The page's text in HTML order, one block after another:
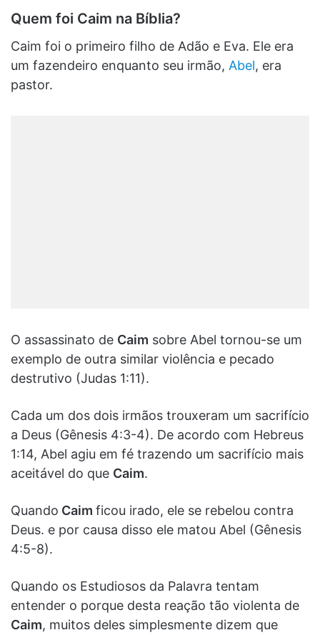
Quem foi Caim na Bíblia?
Caim foi o primeiro filho de Adão e Eva. Ele era
um fazendeiro enquanto seu irmão, Abel, era
pastor.
O assassinato de Caim sobre Abel tornou-se um
exemplo de outra similar violência e pecado
destrutivo (Judas 1:11).
Cada um dos dois irmãos trouxeram um sacrifício
a Deus (Gênesis 4:3-4). De acordo com Hebreus
1:14, Abel agiu em fé trazendo um sacrifício mais
aceitável do que Caim.
Quando Caim ficou irado, ele se rebelou contra
Deus. e por causa disso ele matou Abel (Gênesis
4:5-8).
Quando os Estudiosos da Palavra tentam
entender o porque desta reação tão violenta de
Caim, muitos deles simplesmente dizem que